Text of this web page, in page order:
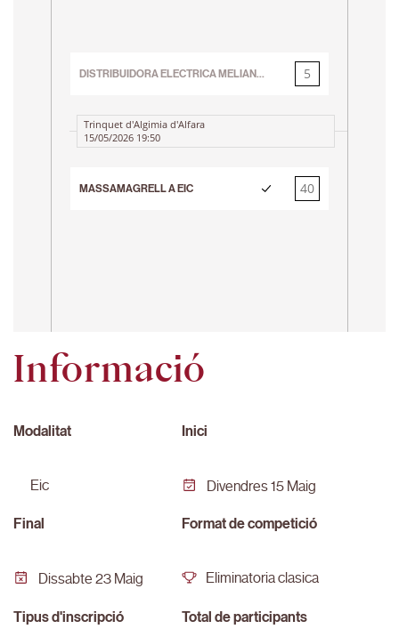
DISTRIBUIDORA ELECTRICA MELIANA B JECV EIC ALEVI
5
40
MASSAMAGRELL A EIC
40
5
Trinquet d'Algimia d'Alfara
15/05/2026 19:50
Informació
Modalitat
eic
Inici
Divendres 15 Maig
Final
Dissabte 23 Maig
Format de competició
Eliminatoria clasica
Tipus d'inscripció Total de participants